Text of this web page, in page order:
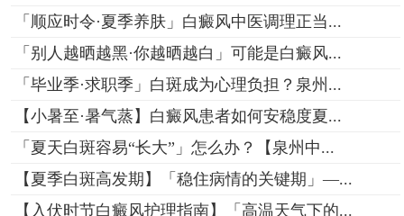
「顺应时令·夏季养肤」白癜风中医调理正当...
「别人越晒越黑·你越晒越白」可能是白癜风...
「毕业季·求职季」白斑成为心理负担？泉州...
【小暑至·暑气蒸】白癜风患者如何安稳度夏...
「夏天白斑容易“长大”」怎么办？【泉州中...
【夏季白斑高发期】「稳住病情的关键期」—...
【入伏时节白癜风护理指南】「高温天气下的...